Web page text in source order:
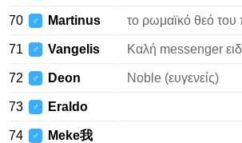
70 ♂ Martinus το ρωμαϊκό θεό
71 ♂ Vangelis Καλή messenger
72 ♂ Deon Noble (ευγενείς)
73 ♂ Eraldo
74 ♂ Meke我